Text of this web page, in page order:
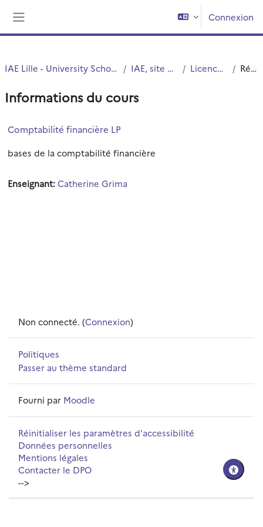
Connexion
IAE Lille - University School of Management IAE, site Vieux Lille Licence 3 & Pro Résumé
Informations du cours
Comptabilité financière LP
bases de la comptabilité financière
Enseignant:Catherine Grima
Non connecté. (Connexion)
Politiques
Passer au thème standard
Fourni par Moodle
Réinitialiser les paramètres d'accessibilité
Données personnelles
Mentions légales
Contacter le DPO
-->